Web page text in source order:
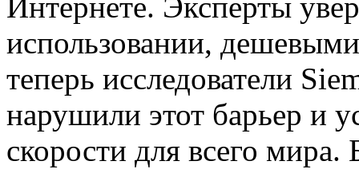
Интернете. Эксперты
использовании,
теперь исследователи
нарушили этот барьер и
скорости для всего мира.